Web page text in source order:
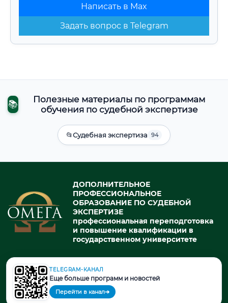
Написать в Max
Задать вопрос в Telegram
📚
Полезные материалы по программам
обучения по судебной экспертизе
📂Судебная экспертиза 94
ДОПОЛНИТЕЛЬНОЕ
ПРОФЕССИОНАЛЬНОЕ
ОБРАЗОВАНИЕ ПО СУДЕБНОЙ
ЭКСПЕРТИЗЕ
профессиональная переподготовка
и повышение квалификации в
государственном университете
© 2026. При использовании материалов портала активная ссылка
на источник обязательна.
TELEGRAM-КАНАЛ
Еще больше программ и новостей
Перейти в канал➔